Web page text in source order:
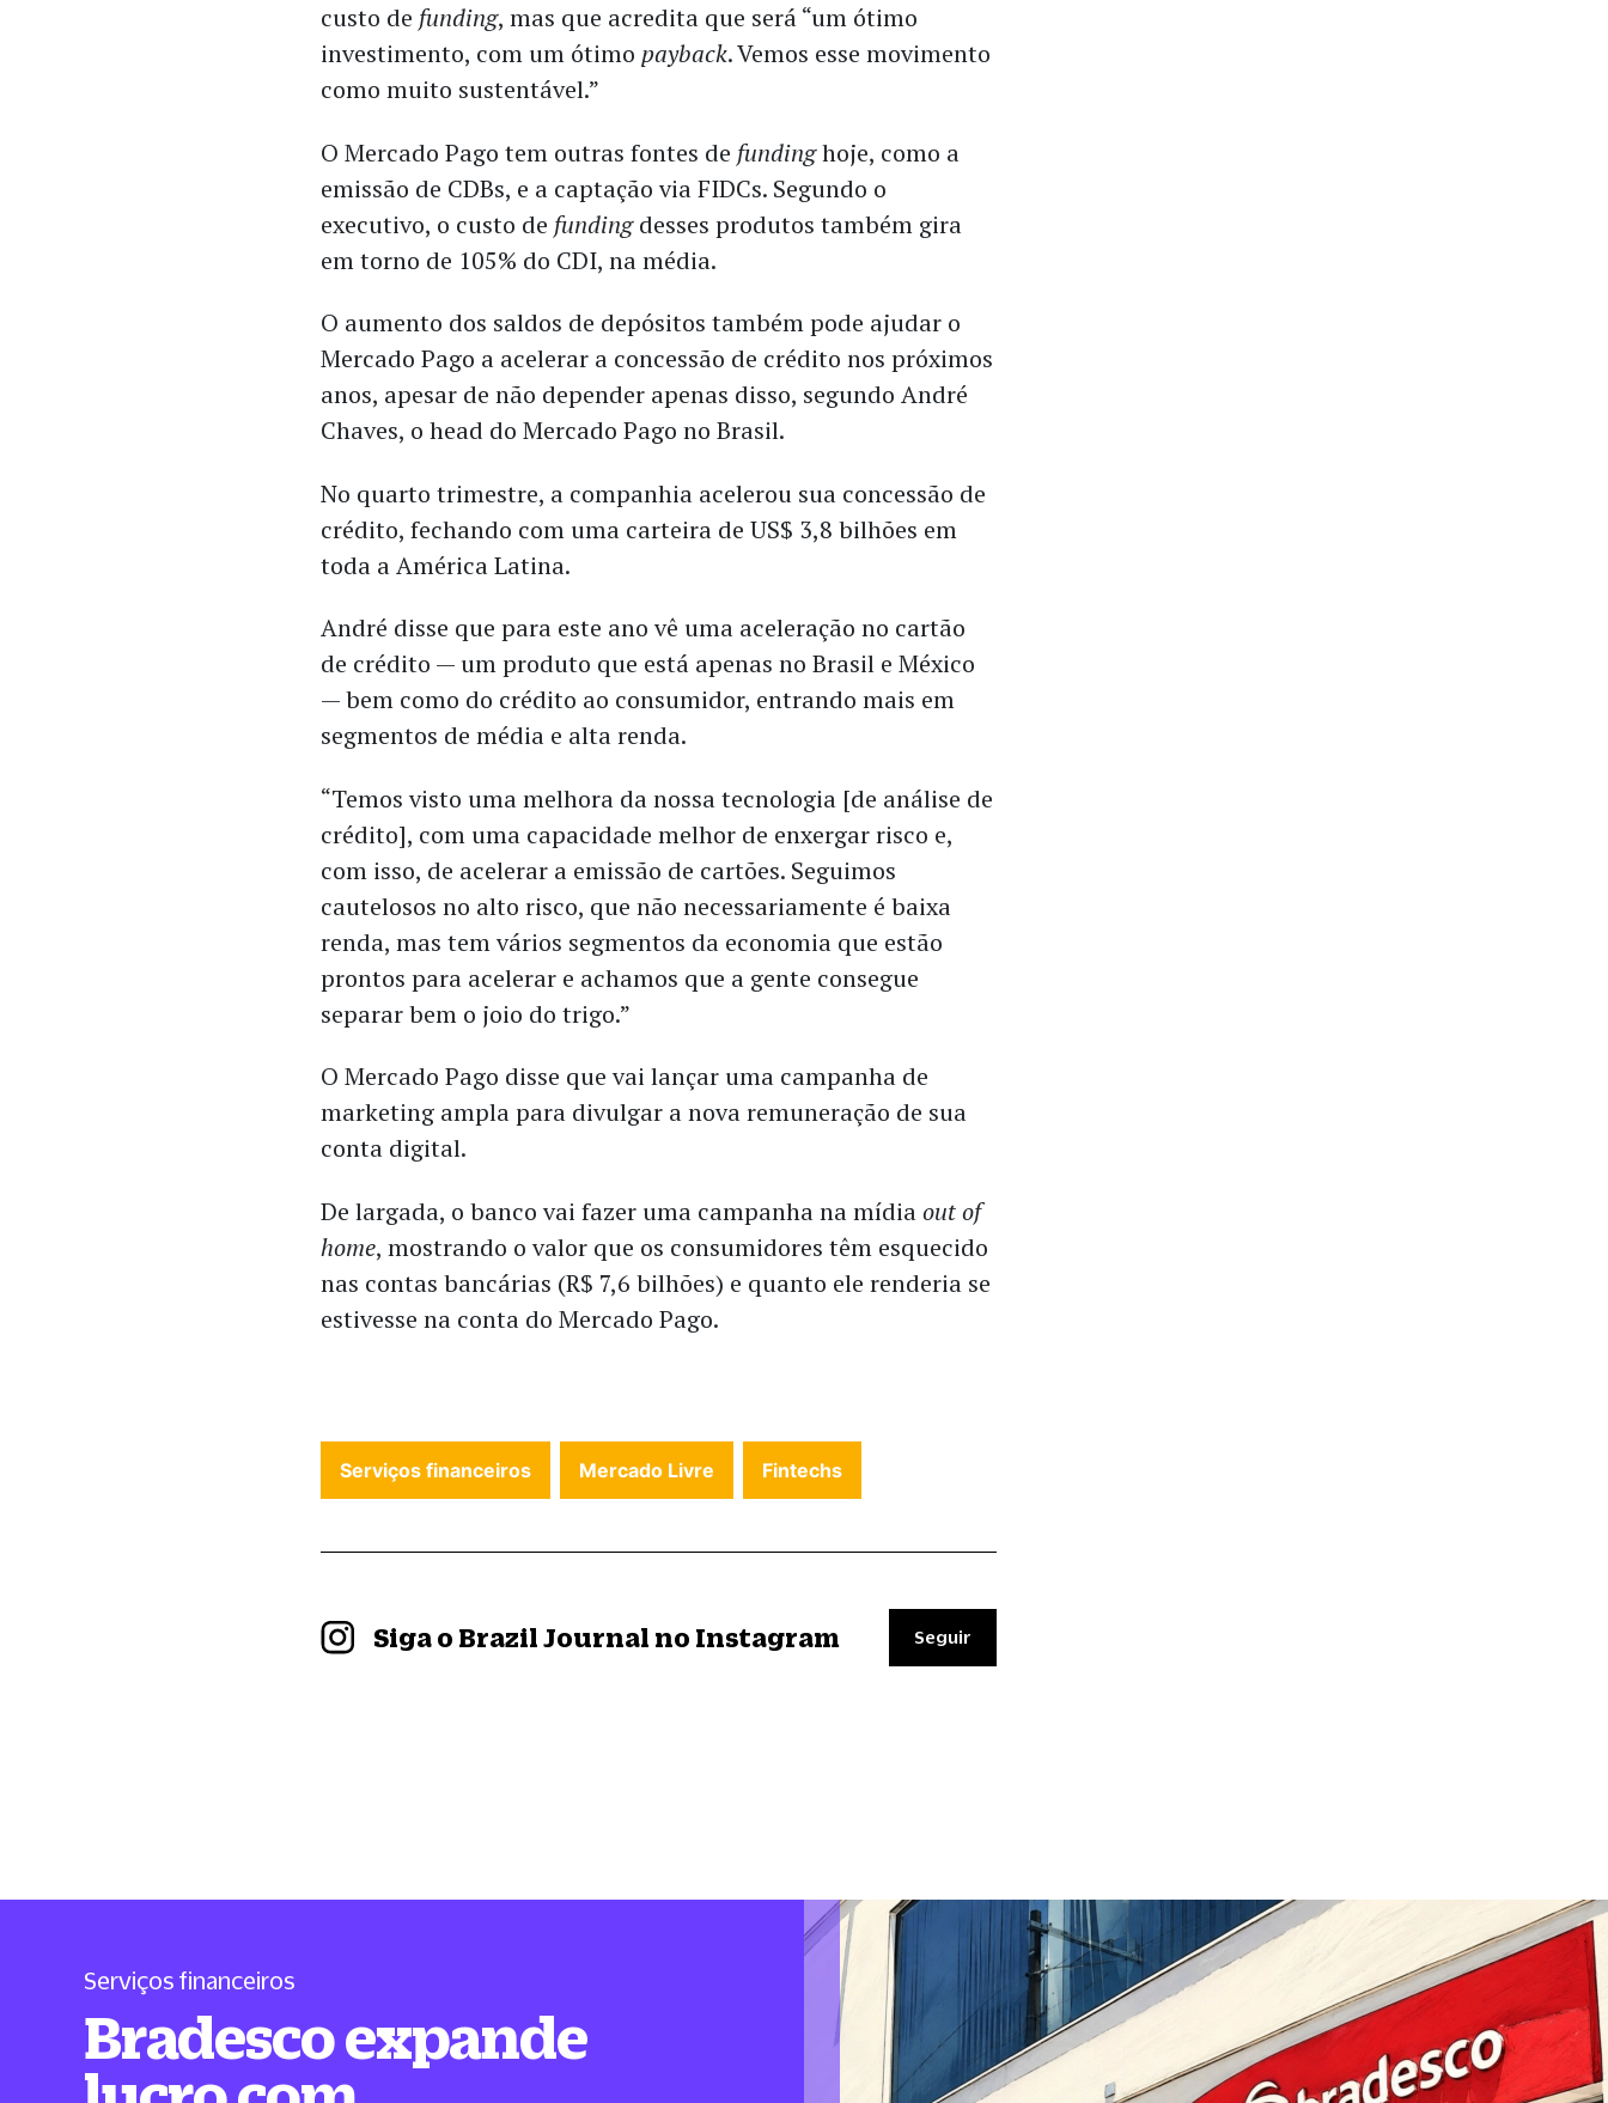
custo de funding, mas que acredita que será “um ótimo
investimento, com um ótimo payback. Vemos esse movimento
como muito sustentável.”
O Mercado Pago tem outras fontes de fundinghoje, como a
emissão de CDBs, e a captação via FIDCs. Segundo o
executivo, o custo de fundingdesses produtos também gira
em torno de 105% do CDI, na média.
O aumento dos saldos de depósitos também pode ajudar o
Mercado Pago a acelerar a concessão de crédito nos próximos
anos, apesar de não depender apenas disso, segundo André
Chaves, o head do Mercado Pago no Brasil.
No quarto trimestre, a companhia acelerou sua concessão de
crédito, fechando com uma carteira de US$ 3,8 bilhões em
toda a América Latina.
André disse que para este ano vê uma aceleração no cartão
de crédito — um produto que está apenas no Brasil e México
— bem como do crédito ao consumidor, entrando mais em
segmentos de média e alta renda.
“Temos visto uma melhora da nossa tecnologia [de análise de
crédito], com uma capacidade melhor de enxergar risco e,
com isso, de acelerar a emissão de cartões. Seguimos
cautelosos no alto risco, que não necessariamente é baixa
renda, mas tem vários segmentos da economia que estão
prontos para acelerar e achamos que a gente consegue
separar bem o joio do trigo.”
O Mercado Pago disse que vai lançar uma campanha de
marketing ampla para divulgar a nova remuneração de sua
conta digital.
De largada, o banco vai fazer uma campanha na mídiaout of
home, mostrando o valor que os consumidores têm esquecido
nas contas bancárias (R$ 7,6 bilhões) e quanto ele renderia se
estivesse na conta do Mercado Pago.
Serviços financeiros Mercado Livre Fintechs
Siga o Brazil Journal no Instagram Seguir
Serviços financeiros
Bradesco expande